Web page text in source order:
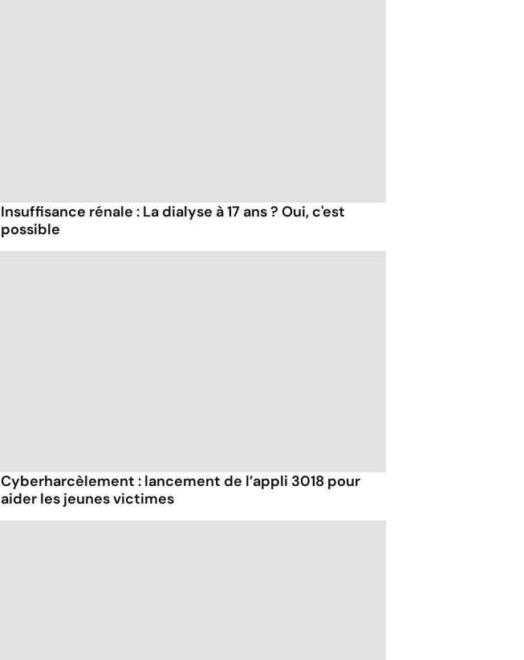
Insuffisance rénale : La dialyse à 17 ans ? Oui, c'est
possible
Cyberharcèlement : lancement de l’appli 3018 pour
aider les jeunes victimes